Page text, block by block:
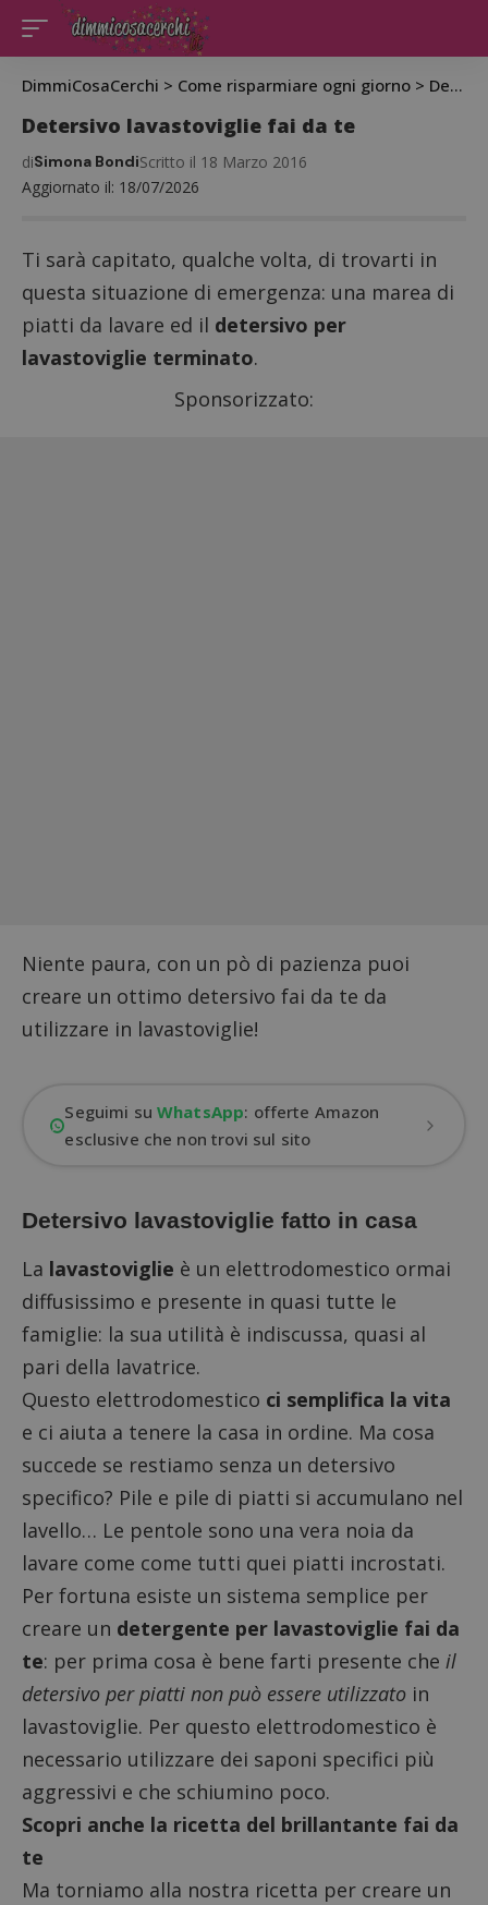
DimmiCosaCerchi > Come risparmiare ogni giorno > Detersivo lavastoviglie fai da te
Detersivo lavastoviglie fai da te
Aggiornato il: 18/07/2026
diSimona BondiScritto il 18 Marzo 2016
Ti sarà capitato, qualche volta, di trovarti in
questa situazione di emergenza: una marea di
piatti da lavare ed il detersivo per
lavastoviglie terminato.
Sponsorizzato:
Niente paura, con un pò di pazienza puoi
creare un ottimo detersivo fai da te da
utilizzare in lavastoviglie!
Seguimi suWhatsApp: offerte Amazon
esclusive che non trovi sul sito
Detersivo lavastoviglie fatto in casa
La lavastoviglie è un elettrodomestico ormai
diffusissimo e presente in quasi tutte le
famiglie: la sua utilità è indiscussa, quasi al
pari della lavatrice.
Questo elettrodomestico ci semplifica la vita
e ci aiuta a tenere la casa in ordine. Ma cosa
succede se restiamo senza un detersivo
specifico? Pile e pile di piatti si accumulano nel
lavello… Le pentole sono una vera noia da
lavare come come tutti quei piatti incrostati.
Per fortuna esiste un sistema semplice per
creare un detergente per lavastoviglie fai da
te: per prima cosa è bene farti presente che il
detersivo per piatti non può essere utilizzato in
lavastoviglie. Per questo elettrodomestico è
necessario utilizzare dei saponi specifici più
aggressivi e che schiumino poco.
Scopri anche la ricetta del brillantante fai da
te
Ma torniamo alla nostra ricetta per creare un